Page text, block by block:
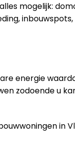
mogelijk:
energie
zodoende u
in